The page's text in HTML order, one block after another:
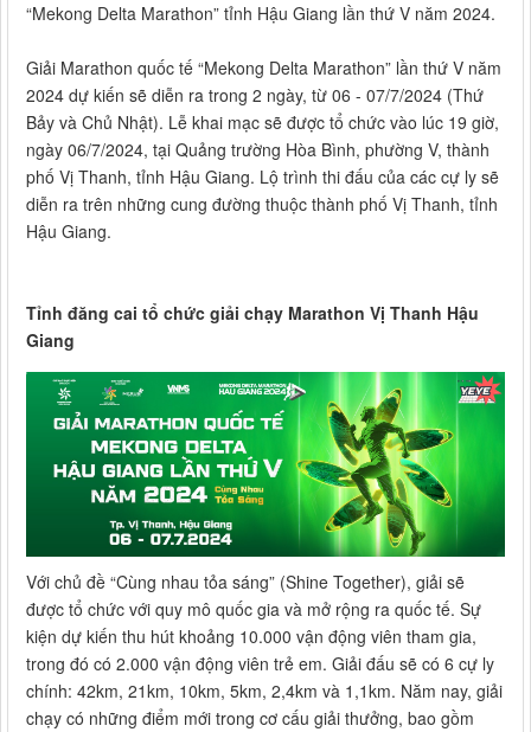
“Mekong Delta Marathon” tỉnh Hậu Giang lần thứ V năm 2024.
Giải Marathon quốc tế “Mekong Delta Marathon” lần thứ V năm
2024 dự kiến sẽ diễn ra trong 2 ngày, từ 06 - 07/7/2024 (Thứ
Bảy và Chủ Nhật). Lễ khai mạc sẽ được tổ chức vào lúc 19 giờ,
ngày 06/7/2024, tại Quảng trường Hòa Bình, phường V, thành
phố Vị Thanh, tỉnh Hậu Giang. Lộ trình thi đấu của các cự ly sẽ
diễn ra trên những cung đường thuộc thành phố Vị Thanh, tỉnh
Hậu Giang.
Tỉnh đăng cai tổ chức giải chạy Marathon Vị Thanh Hậu
Giang
Với chủ đề “Cùng nhau tỏa sáng” (Shine Together), giải sẽ
được tổ chức với quy mô quốc gia và mở rộng ra quốc tế. Sự
kiện dự kiến thu hút khoảng 10.000 vận động viên tham gia,
trong đó có 2.000 vận động viên trẻ em. Giải đấu sẽ có 6 cự ly
chính: 42km, 21km, 10km, 5km, 2,4km và 1,1km. Năm nay, giải
chạy có những điểm mới trong cơ cấu giải thưởng, bao gồm